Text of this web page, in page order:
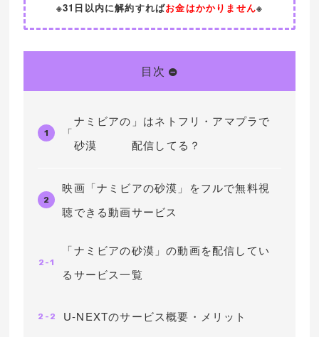
※31日以内に解約すればお金はかかりません※
目次
1 「
ナミビアの
砂漠
」はネトフリ・アマプラで
配信してる？
2
映画「ナミビアの砂漠」をフルで無料視
聴できる動画サービス
2-1
「ナミビアの砂漠」の動画を配信してい
るサービス一覧
2-2 U-NEXTのサービス概要・メリット